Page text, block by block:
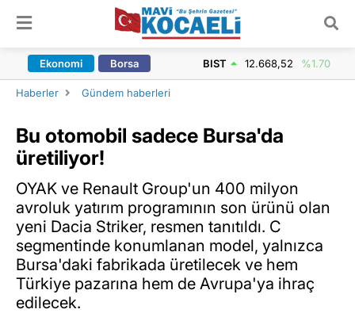
Ekonomi Borsa BIST 12.668,52 %1.70
Haberler Gündem haberleri
Bu otomobil sadece Bursa'da
üretiliyor!
OYAK ve Renault Group'un 400 milyon
avroluk yatırım programının son ürünü olan
yeni Dacia Striker, resmen tanıtıldı. C
segmentinde konumlanan model, yalnızca
Bursa'daki fabrikada üretilecek ve hem
Türkiye pazarına hem de Avrupa'ya ihraç
edilecek.